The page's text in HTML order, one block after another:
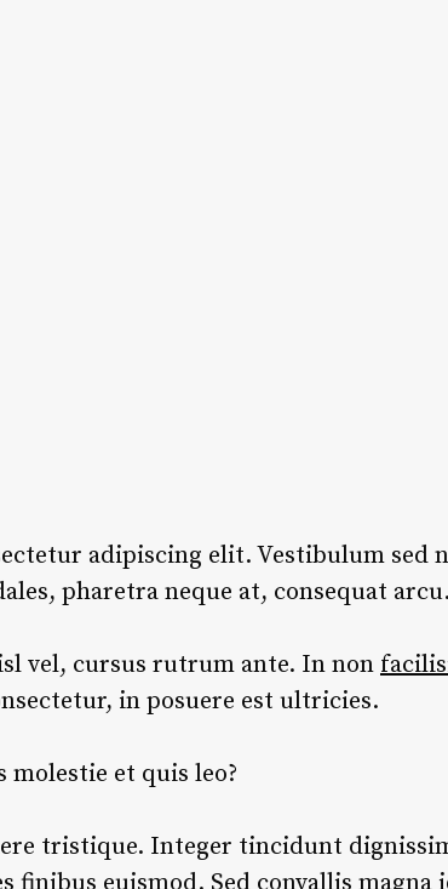
adipiscing elit. Vestibulum sed
pharetra neque at, consequat arcu.
vel, cursus rutrum ante. In non
in posuere est ultricies.
molestie et quis leo?
tristique. Integer tincidunt